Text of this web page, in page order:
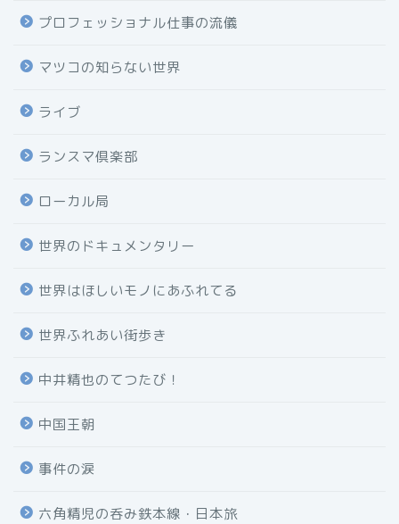
プロフェッショナル仕事の流儀
マツコの知らない世界
ライブ
ランスマ倶楽部
ローカル局
世界のドキュメンタリー
世界はほしいモノにあふれてる
世界ふれあい街歩き
中井精也のてつたび！
中国王朝
事件の涙
六角精児の呑み鉄本線・日本旅